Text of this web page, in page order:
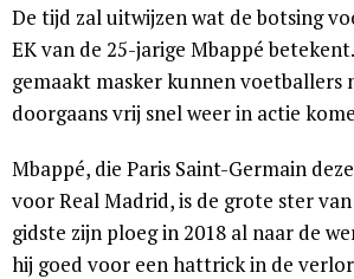
De tijd zal uitwijzen wat de botsing
EK van de 25-jarige Mbappé
gemaakt masker kunnen voetballers
doorgaans vrij snel weer in actie
Mbappé, die Paris Saint-Germain
voor Real Madrid, is de grote ster
gidste zijn ploeg in 2018 al naar de
hij goed voor een hattrick in de